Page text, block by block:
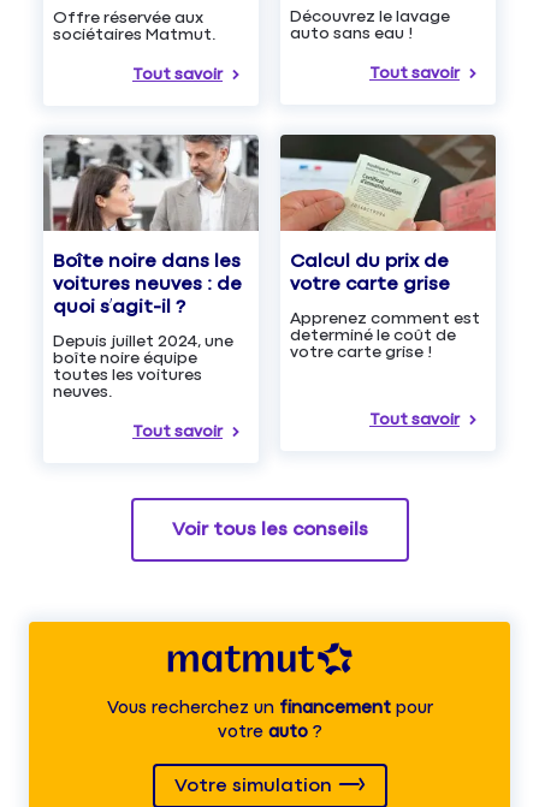
Offre réservée aux
sociétaires Matmut.
Tout savoir
Découvrez le lavage
auto sans eau !
Tout savoir
Boîte noire dans les
voitures neuves : de
quoi s’agit-il ?
Depuis juillet 2024, une
boîte noire équipe
toutes les voitures
neuves.
Tout savoir
Calcul du prix de
votre carte grise
Apprenez comment est
determiné le coût de
votre carte grise !
Tout savoir
Voir tous les conseils
Vous recherchez unfinancementpour
votre auto?
Votre simulation